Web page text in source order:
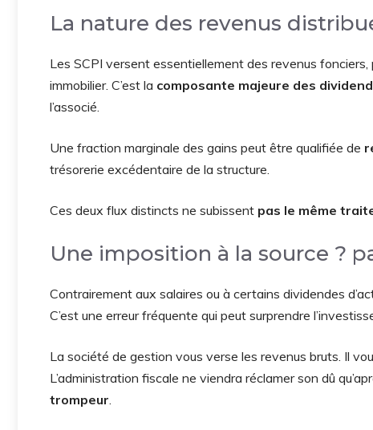
La nature des revenus
Les SCPI versent essentiellement des revenus
immobilier. C’est la composante majeure des
l’associé.
Une fraction marginale des gains peut être qualifiée de
trésorerie excédentaire de la structure.
Ces deux flux distincts ne subissent pas le même
Une imposition à la source ?
Contrairement aux salaires ou à certains dividendes
C’est une erreur fréquente qui peut surprendre
La société de gestion vous verse les revenus bruts. Il
L’administration fiscale ne viendra réclamer son dû
trompeur.